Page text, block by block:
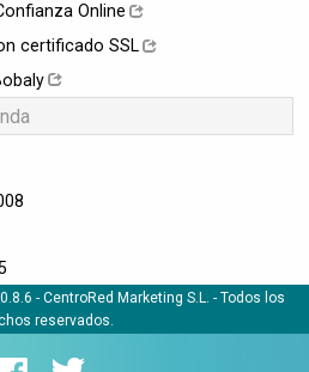
Online
certificado SSL
- CentroRed Marketing S.L. - Todos los
reservados.